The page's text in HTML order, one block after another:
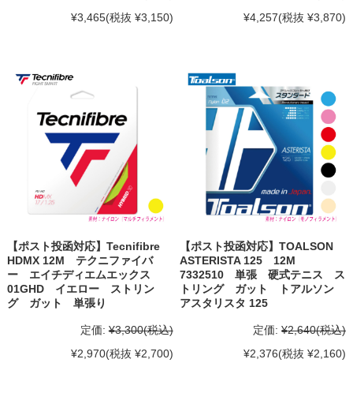
¥3,465(税抜 ¥3,150)
¥4,257(税抜 ¥3,870)
【ポスト投函対応】Tecnifibre
HDMX 12M テクニファイバ
ー エイチディエムエックス
01GHD イエロー ストリン
グ ガット 単張り
定価: ¥3,300(税込)
¥2,970(税抜 ¥2,700)
【ポスト投函対応】TOALSON
ASTERISTA 125 12M
7332510 単張 硬式テニス ス
トリング ガット トアルソン
アスタリスタ 125
定価: ¥2,640(税込)
¥2,376(税抜 ¥2,160)